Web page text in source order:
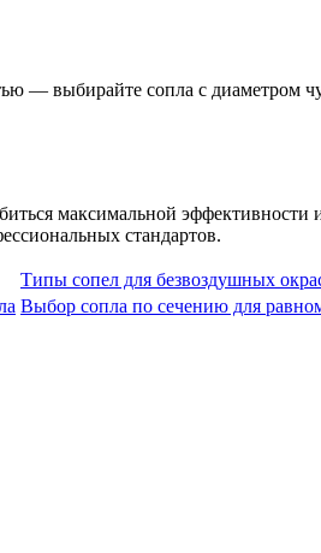
— выбирайте сопла с диаметром
максимальной эффективности
стандартов.
Типы сопел для безвоздушных
Выбор сопла по сечению для